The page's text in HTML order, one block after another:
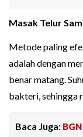
Masak Telur
Metode paling
adalah dengan
benar matang.
bakteri, sehingga
Baca Juga: